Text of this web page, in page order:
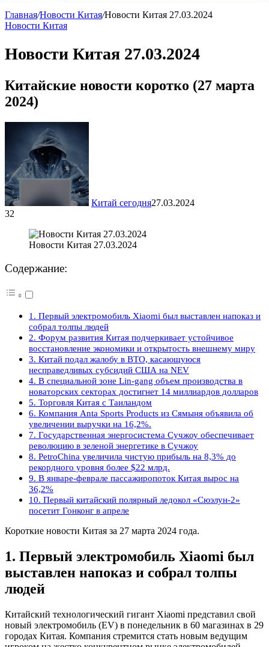
Главная/Новости Китая/Новости Китая 27.03.2024
Новости Китая
Новости Китая 27.03.2024
Китайские новости коротко (27 марта
2024)
Китай сегодня27.03.2024
32
Новости Китая 27.03.2024
Содержание:
1. Первый электромобиль Xiaomi был выставлен напоказ и
собрал толпы людей
2. Форум развития Китая подчеркивает устойчивое
восстановление экономики и открытость внешнему миру
3. Китай подал жалобу в ВТО, касающуюся
несправедливых субсидий США на NEV
4. В специальной зоне Lin-gang объем производства в
новаторских секторах достигнет 14 миллиардов долларов
5. Торговля Китая с Таиландом
6. Компания Anta Sports Products из Сямыня объявила об
увеличении выручки на 16,2%.
7. Государственная энергосистема Сучжоу обеспечивает
революцию в зеленой энергетике в Сучжоу
8. PetroChina увеличила чистую прибыль на 8,3% до
рекордного уровня более $22 млрд.
9. В январе-феврале пассажиропоток Китая вырос на
36,2%
10. Первый китайский полярный ледокол «Сюэлун-2»
посетит Гонконг в апреле
Короткие новости Китая за 27 марта 2024 года.
1. Первый электромобиль Xiaomi был
выставлен напоказ и собрал толпы
людей
Китайский технологический гигант Xiaomi представил свой
новый электромобиль (EV) в понедельник в 60 магазинах в 29
городах Китая. Компания стремится стать новым ведущим